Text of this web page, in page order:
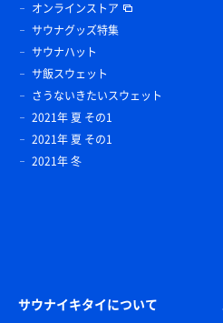
オンラインストア
サウナグッズ特集
サウナハット
サ飯スウェット
さうないきたいスウェット
2021年 夏 その1
2021年 夏 その1
2021年 冬
サウナイキタイについて